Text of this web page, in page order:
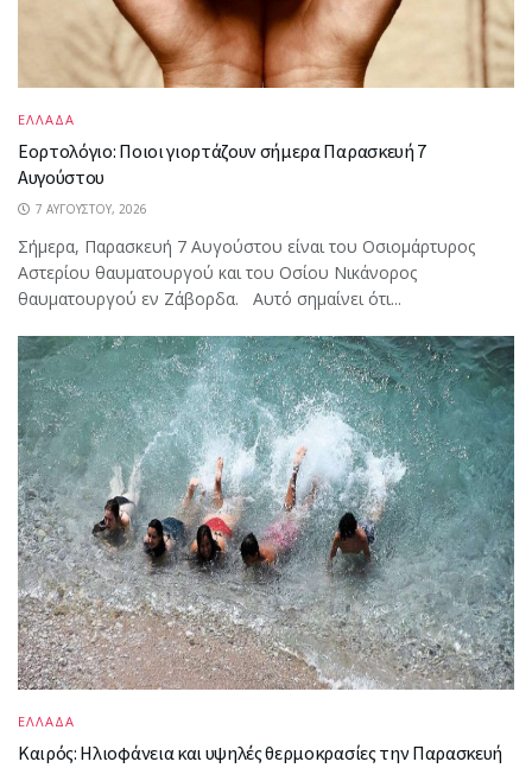
ΕΛΛΑΔΑ
Εορτολόγιο: Ποιοι γιορτάζουν σήμερα Παρασκευή 7
Αυγούστου
7 ΑΥΓΟΎΣΤΟΥ, 2026
Σήμερα, Παρασκευή 7 Αυγούστου είναι του Οσιομάρτυρος
Αστερίου θαυματουργού και του Οσίου Νικάνορος
θαυματουργού εν Ζάβορδα. Αυτό σημαίνει ότι...
ΕΛΛΑΔΑ
Καιρός: Ηλιοφάνεια και υψηλές θερμοκρασίες την Παρασκευή